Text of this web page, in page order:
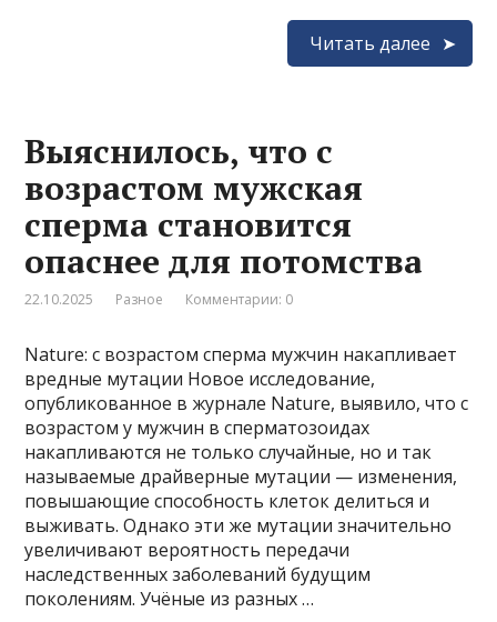
Читать далее
Выяснилось, что с
возрастом мужская
сперма становится
опаснее для потомства
22.10.2025 Разное Комментарии: 0
Nature: с возрастом сперма мужчин накапливает
вредные мутации Новое исследование,
опубликованное в журнале Nature, выявило, что с
возрастом у мужчин в сперматозоидах
накапливаются не только случайные, но и так
называемые драйверные мутации — изменения,
повышающие способность клеток делиться и
выживать. Однако эти же мутации значительно
увеличивают вероятность передачи
наследственных заболеваний будущим
поколениям. Учёные из разных …